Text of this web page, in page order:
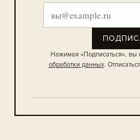
Нажимая «Подписаться», вы
обработки данных.